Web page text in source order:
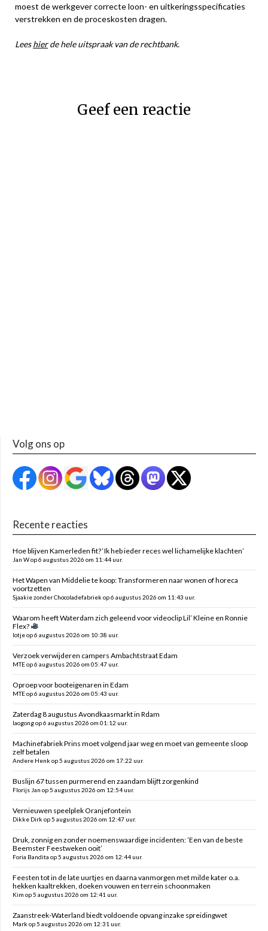
moest de werkgever correcte loon- en uitkeringsspecificaties
verstrekken en de proceskosten dragen.
Leeshierde hele uitspraak van de rechtbank.
Geef een reactie
Volg ons op
Recente reacties
Hoe blijven Kamerleden fit? ‘Ik heb ieder reces wel lichamelijke klachten’
Jan W op 6 augustus 2026 om 11:44 uur.
Het Wapen van Middelie te koop: Transformeren naar wonen of horeca
voortzetten
Sjaakie zonder Chocoladefabriek op 6 augustus 2026 om 11:43 uur.
Waarom heeft Waterdam zich geleend voor videoclip Lil’ Kleine en Ronnie
Flex?
lotje op 6 augustus 2026 om 10:38 uur.
Verzoek verwijderen campers Ambachtstraat Edam
MTE op 6 augustus 2026 om 05:47 uur.
Oproep voor booteigenaren in Edam
MTE op 6 augustus 2026 om 05:43 uur.
Zaterdag 8 augustus Avondkaasmarkt in Rdam
laogong op 6 augustus 2026 om 01:12 uur.
Machinefabriek Prins moet volgend jaar weg en moet van gemeente sloop
zelf betalen
Andere Henk op 5 augustus 2026 om 17:22 uur.
Buslijn 67 tussen purmerend en zaandam blijft zorgenkind
Florijs Jan op 5 augustus 2026 om 12:54 uur.
Vernieuwen speelplek Oranjefontein
Dikke Dirk op 5 augustus 2026 om 12:47 uur.
Druk, zonnig en zonder noemenswaardige incidenten: ’Een van de beste
Beemster Feestweken ooit’
Foria Bandita op 5 augustus 2026 om 12:44 uur.
Feesten tot in de late uurtjes en daarna vanmorgen met milde kater o.a.
hekken kaaltrekken, doeken vouwen en terrein schoonmaken
Kim op 5 augustus 2026 om 12:41 uur.
Zaanstreek-Waterland biedt voldoende opvang inzake spreidingwet
Mark op 5 augustus 2026 om 12:31 uur.